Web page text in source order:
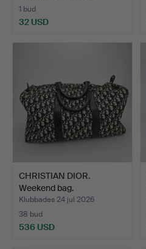
1 bud
32 USD
CHRISTIAN DIOR.
Weekend bag.
Klubbades 24 jul 2026
38 bud
536 USD